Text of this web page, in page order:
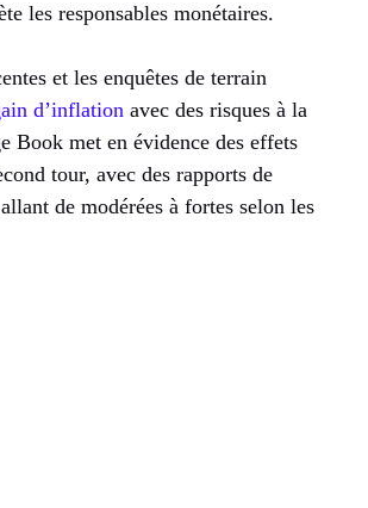
les responsables monétaires.
et les enquêtes de terrain
d’inflation avec des risques à la
Book met en évidence des effets
tour, avec des rapports de
de modérées à fortes selon les